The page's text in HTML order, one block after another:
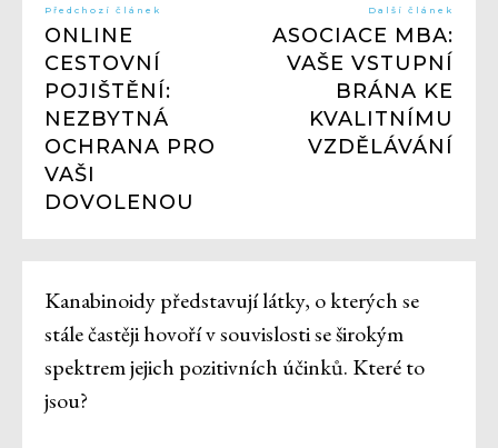
Kanabinoidy představují látky, o kterých se
stále častěji hovoří v souvislosti se širokým
spektrem jejich pozitivních účinků. Které to
jsou?
Předchozí článek
ONLINE
CESTOVNÍ
POJIŠTĚNÍ:
NEZBYTNÁ
OCHRANA PRO
VAŠI
DOVOLENOU
Další článek
ASOCIACE MBA:
VAŠE VSTUPNÍ
BRÁNA KE
KVALITNÍMU
VZDĚLÁVÁNÍ